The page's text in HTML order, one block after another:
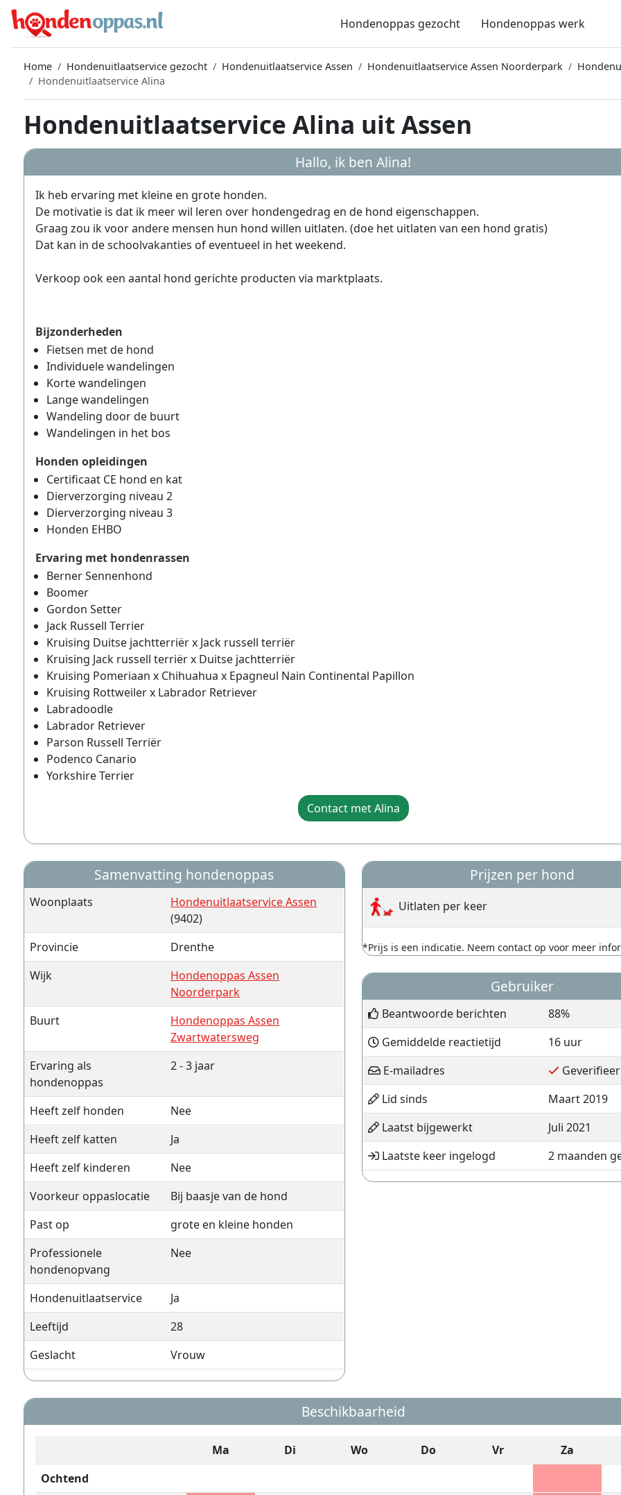
Hondenoppas gezocht Hondenoppas werk
Home Hondenuitlaatservice gezocht Hondenuitlaatservice Assen Hondenuitlaatservice Assen Noorderpark
Hondenuitlaatservice Alina
Hondenuitlaatservice Alina uit Assen
Hallo, ik ben Alina!
Ik heb ervaring met kleine en grote honden.
De motivatie is dat ik meer wil leren over hondengedrag en de hond eigenschappen.
Graag zou ik voor andere mensen hun hond willen uitlaten. (doe het uitlaten van een hond gratis)
Dat kan in de schoolvakanties of eventueel in het weekend.
Verkoop ook een aantal hond gerichte producten via marktplaats.
Bijzonderheden
Fietsen met de hond
Individuele wandelingen
Korte wandelingen
Lange wandelingen
Wandeling door de buurt
Wandelingen in het bos
Honden opleidingen
Certificaat CE hond en kat
Dierverzorging niveau 2
Dierverzorging niveau 3
Honden EHBO
Ervaring met hondenrassen
Berner Sennenhond
Boomer
Gordon Setter
Jack Russell Terrier
Kruising Duitse jachtterriër x Jack russell terriër
Kruising Jack russell terriër x Duitse jachtterriër
Kruising Pomeriaan x Chihuahua x Epagneul Nain Continental Papillon
Kruising Rottweiler x Labrador Retriever
Labradoodle
Labrador Retriever
Parson Russell Terriër
Podenco Canario
Yorkshire Terrier
Contact met Alina
Samenvatting hondenoppas
Woonplaats
Hondenuitlaatservice Assen
(9402)
Provincie
Drenthe
Wijk
Hondenoppas Assen
Noorderpark
Buurt
Hondenoppas Assen
Zwartwatersweg
Ervaring als
hondenoppas
2 - 3 jaar
Heeft zelf honden
Nee
Heeft zelf katten
Ja
Heeft zelf kinderen
Nee
Voorkeur oppaslocatie
Bij baasje van de hond
Past op
grote en kleine honden
Professionele
hondenopvang
Nee
Hondenuitlaatservice
Ja
Leeftijd
28
Geslacht
Vrouw
Prijzen per hond
Uitlaten per keer
*Prijs is een indicatie. Neem contact op voor meer
Gebruiker
Beantwoorde berichten
88%
Gemiddelde reactietijd
16 uur
E-mailadres
Lid sinds
Maart 2019
Laatst bijgewerkt
Juli 2021
Laatste keer ingelogd
2 maanden
Beschikbaarheid
Ma Di Wo Do Vr
Za
Ochtend